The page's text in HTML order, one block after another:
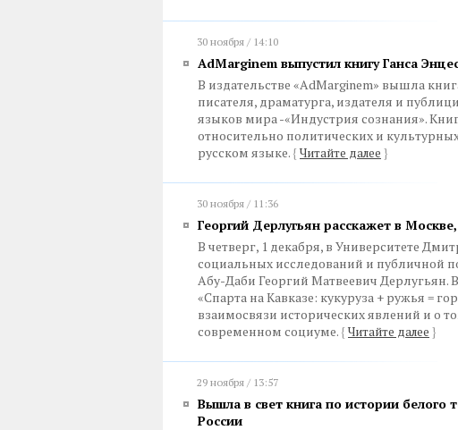
30 ноября / 14:10
AdMarginem выпустил книгу Ганса
В издательстве «AdMarginem» вышла
писателя, драматурга, издателя и
языков мира -«Индустрия сознания».
относительно политических и
русском языке. { Читайте далее }
30 ноября / 11:36
Георгий Дерлугьян расскажет в
В четверг, 1 декабря, в Университете
социальных исследований и публичной
Абу-Даби Георгий Матвеевич Дерлугьян.
«Спарта на Кавказе: кукуруза + ружья =
взаимосвязи исторических явлений и о
современном социуме. { Читайте далее }
29 ноября / 13:57
Вышла в свет книга по истории
России